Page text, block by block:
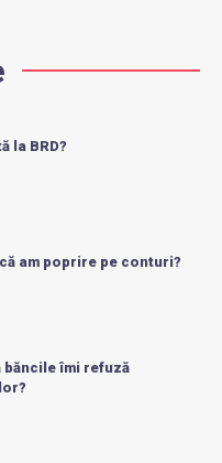
la BRD?
am poprire pe conturi?
băncile îmi refuză